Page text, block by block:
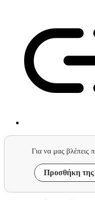
Για να μας βλέπεις
Προσθήκη